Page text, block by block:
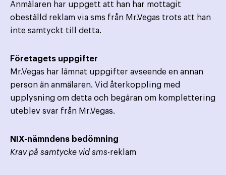
Anmälaren har uppgett att han har mottagit
obeställd reklam via sms från Mr.Vegas trots att han
inte samtyckt till detta.
Företagets uppgifter
Mr.Vegas har lämnat uppgifter avseende en annan
person än anmälaren. Vid återkoppling med
upplysning om detta och begäran om komplettering
uteblev svar från Mr.Vegas.
NIX-nämndens bedömning
Krav på samtycke vid sms-reklam